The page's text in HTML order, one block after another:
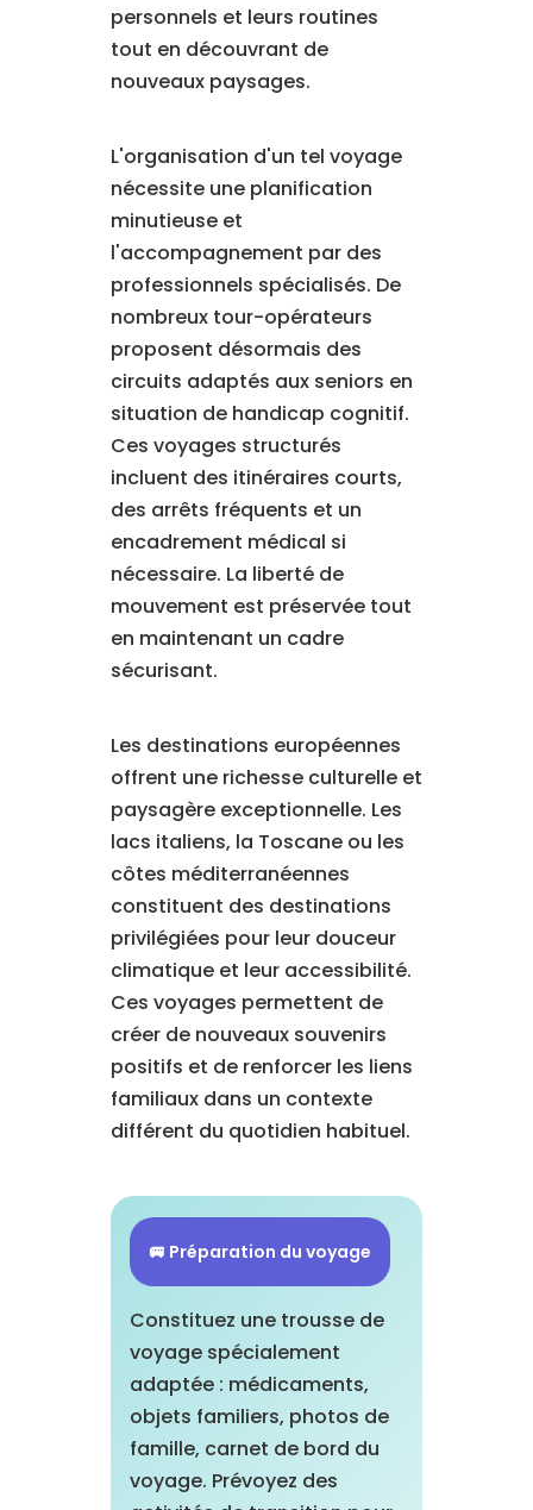
personnels et leurs routines
tout en découvrant de
nouveaux paysages.
L'organisation d'un tel voyage
nécessite une planification
minutieuse et
l'accompagnement par des
professionnels spécialisés. De
nombreux tour-opérateurs
proposent désormais des
circuits adaptés aux seniors en
situation de handicap cognitif.
Ces voyages structurés
incluent des itinéraires courts,
des arrêts fréquents et un
encadrement médical si
nécessaire. La liberté de
mouvement est préservée tout
en maintenant un cadre
sécurisant.
Les destinations européennes
offrent une richesse culturelle et
paysagère exceptionnelle. Les
lacs italiens, la Toscane ou les
côtes méditerranéennes
constituent des destinations
privilégiées pour leur douceur
climatique et leur accessibilité.
Ces voyages permettent de
créer de nouveaux souvenirs
positifs et de renforcer les liens
familiaux dans un contexte
différent du quotidien habituel.
🚐 Préparation du voyage
Constituez une trousse de
voyage spécialement
adaptée : médicaments,
objets familiers, photos de
famille, carnet de bord du
voyage. Prévoyez des